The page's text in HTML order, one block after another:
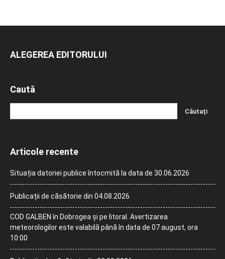
ALEGEREA EDITORULUI
Caută
Articole recente
Situația datoriei publice întocmită la data de 30.06.2026
Publicații de căsătorie din 04.08.2026
COD GALBEN în Dobrogea și pe litoral. Avertizarea
meteorologilor este valabilă până în data de 07 august, ora
10:00